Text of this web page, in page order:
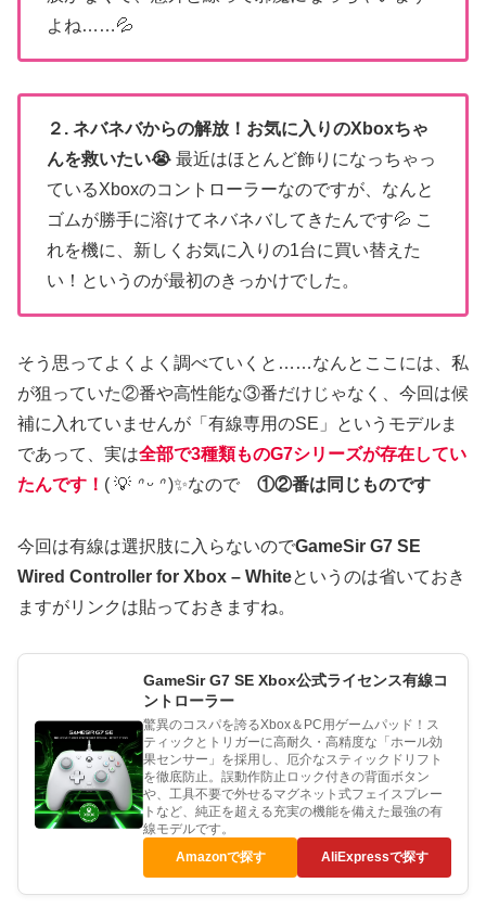
よね……💦
２. ネバネバからの解放！お気に入りのXboxちゃ
んを救いたい😭 最近はほとんど飾りになっちゃっ
ているXboxのコントローラーなのですが、なんと
ゴムが勝手に溶けてネバネバしてきたんです💦 こ
れを機に、新しくお気に入りの1台に買い替えた
い！というのが最初のきっかけでした。
そう思ってよくよく調べていくと……なんとここには、私
が狙っていた②番や高性能な③番だけじゃなく、今回は候
補に入れていませんが「有線専用のSE」というモデルま
であって、実は全部で3種類ものG7シリーズが存在してい
たんです！ ( 💡 ᐢ ᵕ ᐢ)✨なので ①②番は同じものです
今回は有線は選択肢に入らないのでGameSir G7 SE
Wired Controller for Xbox – Whiteというのは省いておき
ますがリンクは貼っておきますね。
GameSir G7 SE Xbox公式ライセンス有線コ
ントローラー
驚異のコスパを誇るXbox＆PC用ゲームパッド！ス
ティックとトリガーに高耐久・高精度な「ホール効
果センサー」を採用し、厄介なスティックドリフト
を徹底防止。誤動作防止ロック付きの背面ボタン
や、工具不要で外せるマグネット式フェイスプレー
トなど、純正を超える充実の機能を備えた最強の有
線モデルです。
Amazonで探す
AliExpressで探す